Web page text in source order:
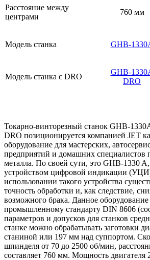
Расстояние между
центрами
760 мм
Модель станка GHB-
Модель станка с DRO
GHB-
DRO
Токарно-винторезный станок GHB-
DRO позиционируется компанией JET
оборудование для мастерских,
предприятий и домашних специалистов
металла. По своей сути, это GHB-1330
устройством цифровой индикации
использовании такого устройства
точность обработки и, как следствие,
возможного брака. Данное
промышленному стандарту DIN 8606
параметров и допусков для станков
станке можно обрабатывать заготовки
станиной или 197 мм над суппортом.
шпинделя от 70 до 2500 об/мин,
составляет 760 мм. Мощность двигателя